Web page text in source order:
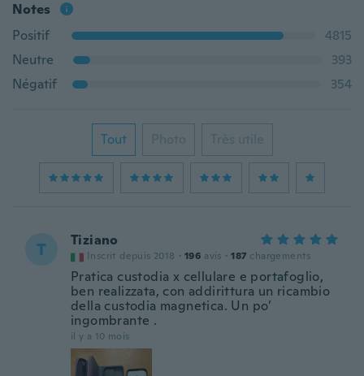
Notes
Positif
4815
Neutre
393
Négatif
354
Tout Photo Très utile
T Tiziano
Inscrit depuis 2018 · 196 avis · 187 chargements
Pratica custodia x cellulare e portafoglio,
ben realizzata, con addirittura un ricambio
della custodia magnetica. Un po’
ingombrante .
il y a 10 mois